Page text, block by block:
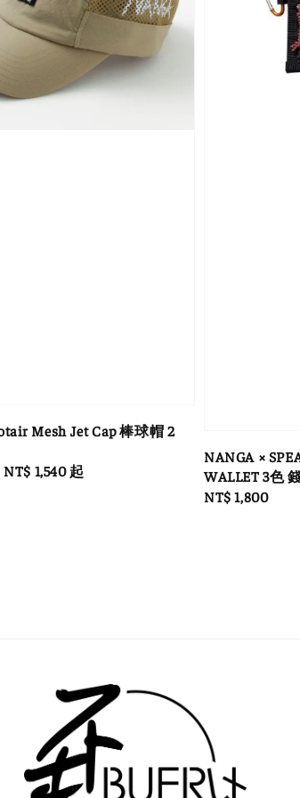
Mesh Jet Cap 棒球帽 2
NT$ 1,540起
NANGA ×
WALLET 3色
Regular
NT$ 1,800